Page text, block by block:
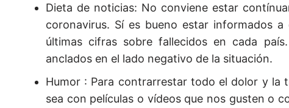
Dieta de noticias: No conviene estar
coronavirus. Sí es bueno estar informados
últimas cifras sobre fallecidos en cada
anclados en el lado negativo de la situación.
Humor : Para contrarrestar todo el dolor y la
sea con películas o vídeos que nos gusten o